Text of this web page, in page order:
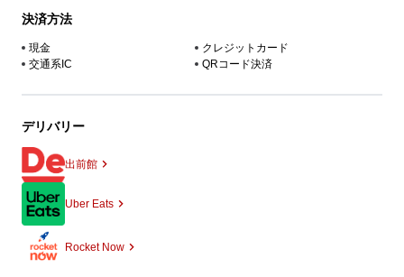
決済方法
現金
クレジットカード
交通系IC
QRコード決済
デリバリー
出前館
Uber Eats
Rocket Now